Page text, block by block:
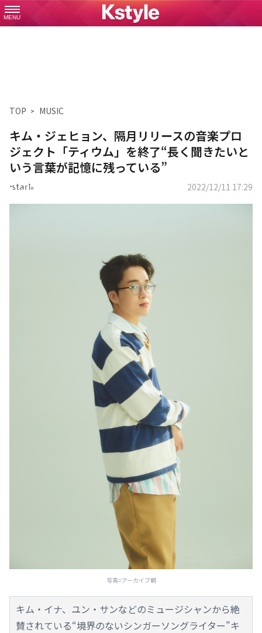
MENU
TOP MUSIC
キム・ジェヒョン、隔月リリースの音楽プロ
ジェクト「ティウム」を終了“長く聞きたいと
いう言葉が記憶に残っている”
2022/12/11 17:29
写真=アーカイブ朝
キム・イナ、ユン・サンなどのミュージシャンから絶
賛されている“境界のないシンガーソングライター”キ